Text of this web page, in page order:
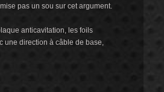
pas un sou sur cet argument.
anticavitation, les foils
une direction à câble de base,